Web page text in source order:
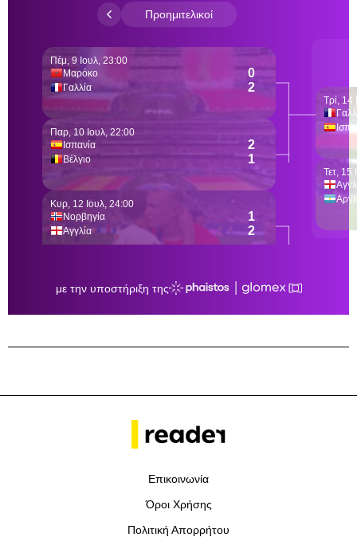
Επικοινωνία
Όροι Χρήσης
Πολιτική Απορρήτου